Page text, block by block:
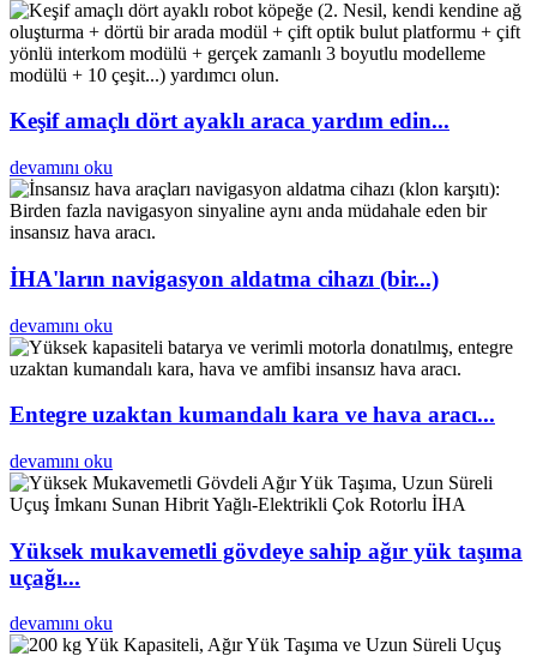
Keşif amaçlı dört ayaklı araca yardım edin...
devamını oku
İHA'ların navigasyon aldatma cihazı (bir...)
devamını oku
Entegre uzaktan kumandalı kara ve hava aracı...
devamını oku
Yüksek mukavemetli gövdeye sahip ağır yük taşıma
uçağı...
devamını oku